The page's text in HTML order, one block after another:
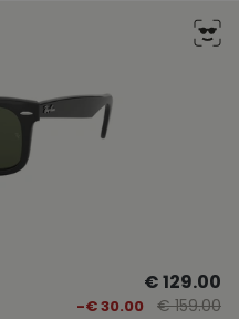
€ 129.00
-€ 30.00 € 159.00